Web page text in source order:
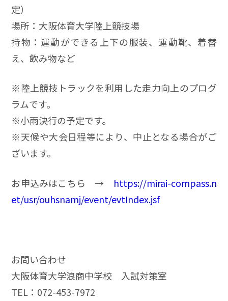
定）
場所：大阪体育大学陸上競技場
持物：運動ができる上下の服装、運動靴、着替
え、飲み物など
※陸上競技トラックを利用した走力向上のプログ
ラムです。
※小雨決行の予定です。
※天候や大会日程等により、中止となる場合がご
ざいます。
お申込みはこちら → https://mirai-compass.n
et/usr/ouhsnamj/event/evtIndex.jsf
お問い合わせ
大阪体育大学浪商中学校 入試対策室
TEL：072-453-7972